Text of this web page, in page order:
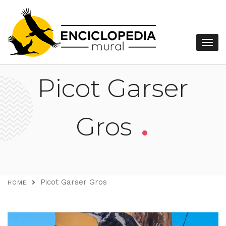
Picot Garser
Gros .
HOME Picot Garser Gros